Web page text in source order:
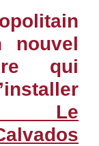
nouvel
qui